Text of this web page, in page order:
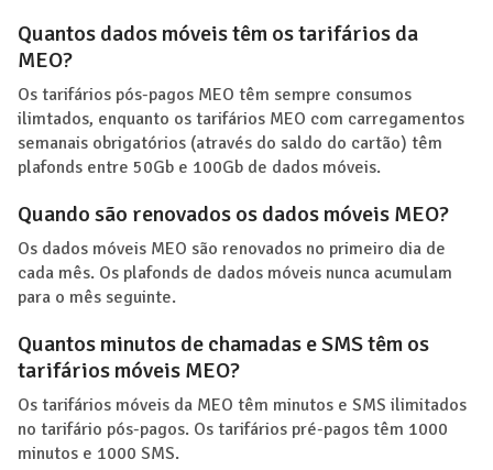
Quantos dados móveis têm os tarifários da
MEO?
Os tarifários pós-pagos MEO têm sempre consumos
ilimtados, enquanto os tarifários MEO com carregamentos
semanais obrigatórios (através do saldo do cartão) têm
plafonds entre 50Gb e 100Gb de dados móveis.
Quando são renovados os dados móveis MEO?
Os dados móveis MEO são renovados no primeiro dia de
cada mês. Os plafonds de dados móveis nunca acumulam
para o mês seguinte.
Quantos minutos de chamadas e SMS têm os
tarifários móveis MEO?
Os tarifários móveis da MEO têm minutos e SMS ilimitados
no tarifário pós-pagos. Os tarifários pré-pagos têm 1000
minutos e 1000 SMS.